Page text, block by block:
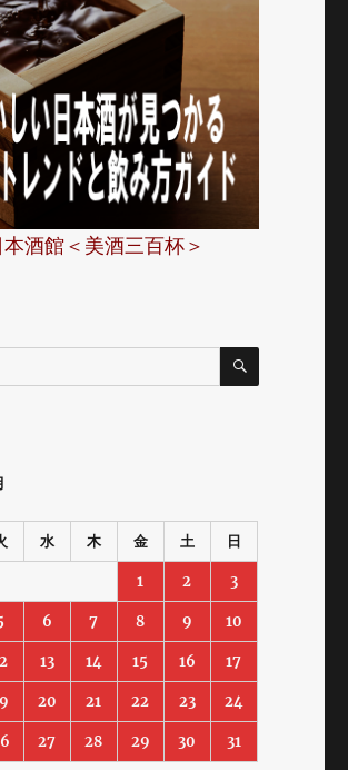
本酒館＜美酒三百杯＞
検
水 木 金 土 日
1 2 3
6 7 8 9 10
13 14 15 16 17
20 21 22 23 24
27 28 29 30 31